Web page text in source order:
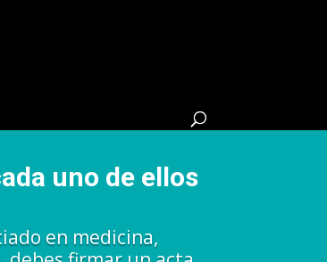
uno de ellos
en medicina,